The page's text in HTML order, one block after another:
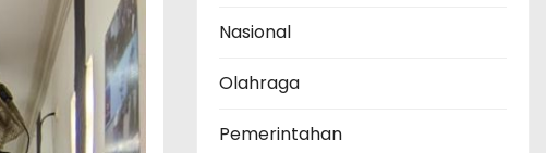
Nasional
Olahraga
Pemerintahan